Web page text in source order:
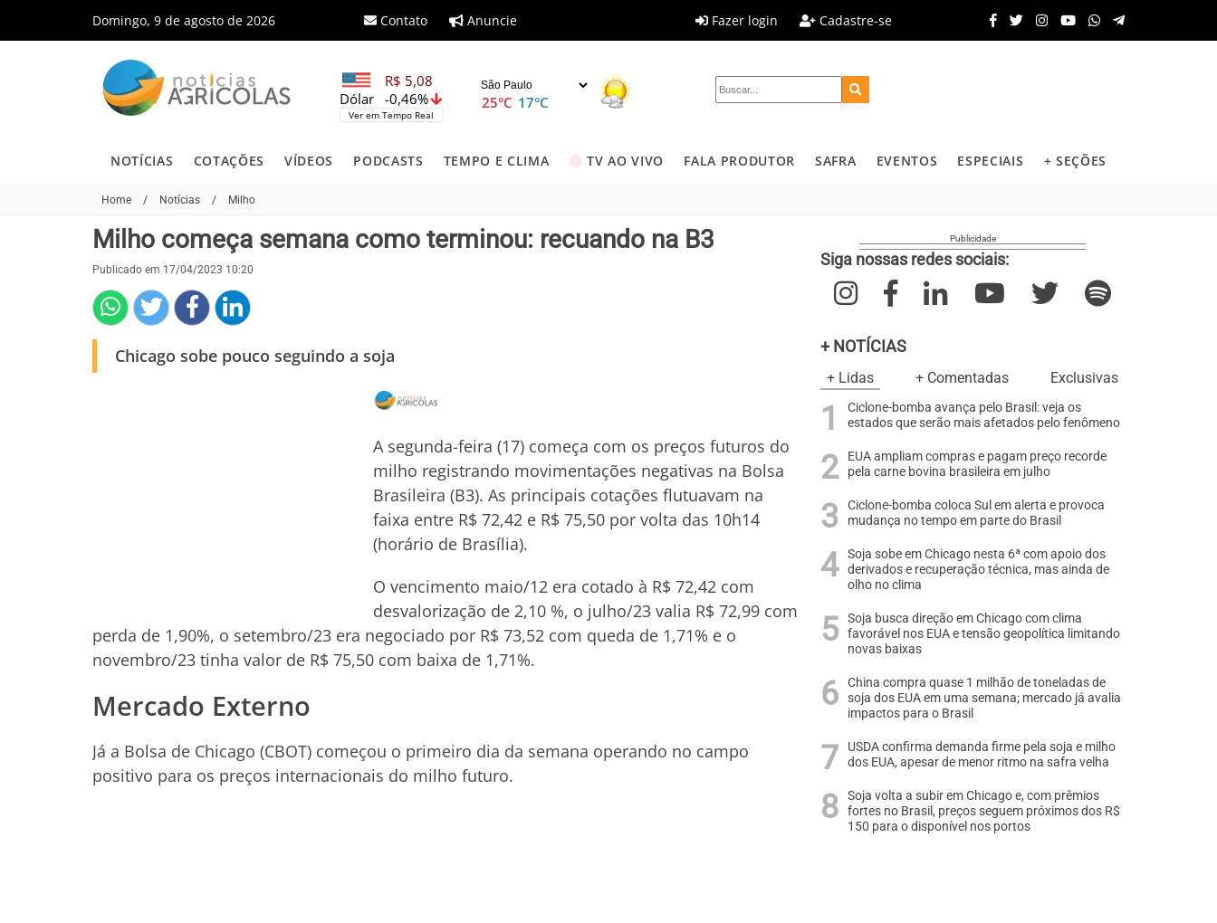
Domingo, 9 de agosto de 2026 Contato Anuncie Fazer login Cadastre-se
R$ 5,08
-0,46%
Dólar
Ver em Tempo Real
25°C 17°C
NOTÍCIAS COTAÇÕES VÍDEOS PODCASTS TEMPO E CLIMA TV AO VIVO FALA PRODUTOR SAFRA EVENTOS ESPECIAIS + SEÇÕES
Home / Notícias / Milho
Milho começa semana como terminou: recuando na B3
Publicado em 17/04/2023 10:20
Chicago sobe pouco seguindo a soja
A segunda-feira (17) começa com os preços futuros do
milho registrando movimentações negativas na Bolsa
Brasileira (B3). As principais cotações flutuavam na
faixa entre R$ 72,42 e R$ 75,50 por volta das 10h14
(horário de Brasília).
O vencimento maio/12 era cotado à R$ 72,42 com
desvalorização de 2,10 %, o julho/23 valia R$ 72,99 com
perda de 1,90%, o setembro/23 era negociado por R$ 73,52 com queda de 1,71% e o
novembro/23 tinha valor de R$ 75,50 com baixa de 1,71%.
Mercado Externo
Já a Bolsa de Chicago (CBOT) começou o primeiro dia da semana operando no campo
positivo para os preços internacionais do milho futuro.
Siga nossas redes sociais:
+ NOTÍCIAS
+ Lidas + Comentadas Exclusivas
Ciclone-bomba avança pelo Brasil: veja os
estados que serão mais afetados pelo fenômeno
EUA ampliam compras e pagam preço recorde
pela carne bovina brasileira em julho
Ciclone-bomba coloca Sul em alerta e provoca
mudança no tempo em parte do Brasil
Soja sobe em Chicago nesta 6ª com apoio dos
derivados e recuperação técnica, mas ainda de
olho no clima
Soja busca direção em Chicago com clima
favorável nos EUA e tensão geopolítica limitando
novas baixas
China compra quase 1 milhão de toneladas de
soja dos EUA em uma semana; mercado já avalia
impactos para o Brasil
USDA confirma demanda firme pela soja e milho
dos EUA, apesar de menor ritmo na safra velha
Soja volta a subir em Chicago e, com prêmios
fortes no Brasil, preços seguem próximos dos R$
150 para o disponível nos portos